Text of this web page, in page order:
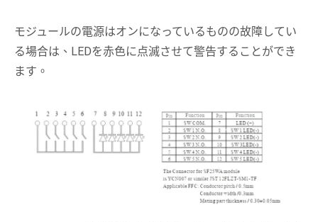
モジュールの電源はオンになっているものの故障してい
る場合は、LEDを赤色に点滅させて警告することができ
ます。